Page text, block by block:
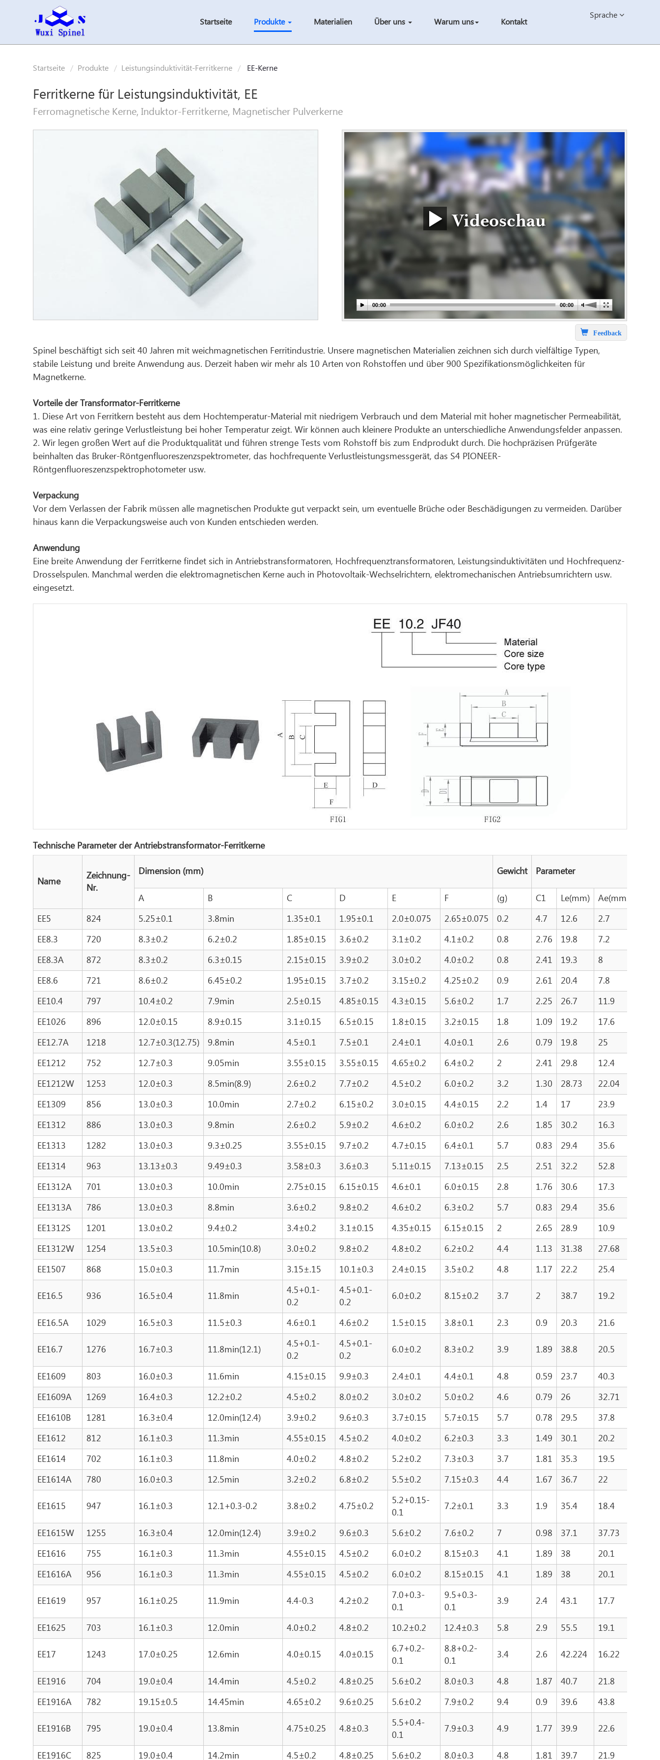
Sprache
Startseite Produkte Materialien Über uns Warum uns Kontakt
Startseite Produkte Leistungsinduktivität-Ferritkerne EE-Kerne
Ferritkerne für Leistungsinduktivität, EE
Ferromagnetische Kerne, Induktor-Ferritkerne, Magnetischer Pulverkerne
Videoschau
Feedback
Spinel beschäftigt sich seit 40 Jahren mit weichmagnetischen Ferritindustrie. Unsere magnetischen Materialien zeichnen sich durch vielfältige Typen,
stabile Leistung und breite Anwendung aus. Derzeit haben wir mehr als 10 Arten von Rohstoffen und über 900 Spezifikationsmöglichkeiten für
Magnetkerne.
Vorteile der Transformator-Ferritkerne
1. Diese Art von Ferritkern besteht aus dem Hochtemperatur-Material mit niedrigem Verbrauch und dem Material mit hoher magnetischer Permeabilität,
was eine relativ geringe Verlustleistung bei hoher Temperatur zeigt. Wir können auch kleinere Produkte an unterschiedliche Anwendungsfelder anpassen.
2. Wir legen großen Wert auf die Produktqualität und führen strenge Tests vom Rohstoff bis zum Endprodukt durch. Die hochpräzisen Prüfgeräte
beinhalten das Bruker-Röntgenfluoreszenzspektrometer, das hochfrequente Verlustleistungsmessgerät, das S4 PIONEER-
Röntgenfluoreszenzspektrophotometer usw.
Verpackung
Vor dem Verlassen der Fabrik müssen alle magnetischen Produkte gut verpackt sein, um eventuelle Brüche oder Beschädigungen zu vermeiden. Darüber
hinaus kann die Verpackungsweise auch von Kunden entschieden werden.
Anwendung
Eine breite Anwendung der Ferritkerne findet sich in Antriebstransformatoren, Hochfrequenztransformatoren, Leistungsinduktivitäten und Hochfrequenz-
Drosselspulen. Manchmal werden die elektromagnetischen Kerne auch in Photovoltaik-Wechselrichtern, elektromechanischen Antriebsumrichtern usw.
eingesetzt.
Technische Parameter der Antriebstransformator-Ferritkerne
Name
Zeichnung-
Nr.
Dimension (mm) Gewicht Parameter
A B C D E F (g) C1 Le(mm) Ae(mm2)
EE5
824 5.25±0.1 3.8min 1.35±0.1 1.95±0.1 2.0±0.075 2.65±0.075 0.2 4.7 12.6 2.7
EE8.3
720 8.3±0.2 6.2±0.2 1.85±0.15 3.6±0.2 3.1±0.2 4.1±0.2 0.8 2.76 19.8 7.2
EE8.3A
872 8.3±0.2 6.3±0.15 2.15±0.15 3.9±0.2 3.0±0.2 4.0±0.2 0.8 2.41 19.3 8
EE8.6
721 8.6±0.2 6.45±0.2 1.95±0.15 3.7±0.2 3.15±0.2 4.25±0.2 0.9 2.61 20.4 7.8
EE10.4
797 10.4±0.2 7.9min 2.5±0.15 4.85±0.15 4.3±0.15 5.6±0.2 1.7 2.25 26.7 11.9
EE1026
896 12.0±0.15 8.9±0.15 3.1±0.15 6.5±0.15 1.8±0.15 3.2±0.15 1.8 1.09 19.2 17.6
EE12.7A
1218 12.7±0.3(12.75) 9.8min 4.5±0.1 7.5±0.1 2.4±0.1 4.0±0.1 2.6 0.79 19.8 25
EE1212
752 12.7±0.3 9.05min 3.55±0.15 3.55±0.15 4.65±0.2 6.4±0.2 2 2.41 29.8 12.4
EE1212W
1253 12.0±0.3 8.5min(8.9) 2.6±0.2 7.7±0.2 4.5±0.2 6.0±0.2 3.2 1.30 28.73 22.04
EE1309
856 13.0±0.3 10.0min 2.7±0.2 6.15±0.2 3.0±0.15 4.4±0.15 2.2 1.4 17 23.9
EE1312
886 13.0±0.3 9.8min 2.6±0.2 5.9±0.2 4.6±0.2 6.0±0.2 2.6 1.85 30.2 16.3
EE1313
1282 13.0±0.3 9.3±0.25 3.55±0.15 9.7±0.2 4.7±0.15 6.4±0.1 5.7 0.83 29.4 35.6
EE1314
963 13.13±0.3 9.49±0.3 3.58±0.3 3.6±0.3 5.11±0.15 7.13±0.15 2.5 2.51 32.2 52.8
EE1312A
701 13.0±0.3 10.0min 2.75±0.15 6.15±0.15 4.6±0.1 6.0±0.15 2.8 1.76 30.6 17.3
EE1313A
786 13.0±0.3 8.8min 3.6±0.2 9.8±0.2 4.6±0.2 6.3±0.2 5.7 0.83 29.4 35.6
EE1312S
1201 13.0±0.2 9.4±0.2 3.4±0.2 3.1±0.15 4.35±0.15 6.15±0.15 2 2.65 28.9 10.9
EE1312W
1254 13.5±0.3 10.5min(10.8) 3.0±0.2 9.8±0.2 4.8±0.2 6.2±0.2 4.4 1.13 31.38 27.68
EE1507
868 15.0±0.3 11.7min 3.15±.15 10.1±0.3 2.4±0.15 3.5±0.2 4.8 1.17 22.2 25.4
EE16.5 936 16.5±0.4 11.8min
4.5+0.1-
0.2
4.5+0.1-
0.2
6.0±0.2 8.15±0.2 3.7 2 38.7 19.2
EE16.5A 1029 16.5±0.3 11.5±0.3 4.6±0.1 4.6±0.2 1.5±0.15 3.8±0.1 2.3 0.9 20.3 21.6
EE16.7 1276 16.7±0.3 11.8min(12.1)
4.5+0.1-
0.2
4.5+0.1-
0.2
6.0±0.2 8.3±0.2 3.9 1.89 38.8 20.5
EE1609 803 16.0±0.3 11.6min 4.15±0.15 9.9±0.3 2.4±0.1 4.4±0.1 4.8 0.59 23.7 40.3
EE1609A
1269 16.4±0.3 12.2±0.2 4.5±0.2 8.0±0.2 3.0±0.2 5.0±0.2 4.6 0.79 26 32.71
EE1610B
1281 16.3±0.4 12.0min(12.4) 3.9±0.2 9.6±0.3 3.7±0.15 5.7±0.15 5.7 0.78 29.5 37.8
EE1612
812 16.1±0.3 11.3min 4.55±0.15 4.5±0.2 4.0±0.2 6.2±0.3 3.3 1.49 30.1 20.2
EE1614
702 16.1±0.3 11.8min 4.0±0.2 4.8±0.2 5.2±0.2 7.3±0.3 3.7 1.81 35.3 19.5
EE1614A
780 16.0±0.3 12.5min 3.2±0.2 6.8±0.2 5.5±0.2 7.15±0.3 4.4 1.67 36.7 22
EE1615 947 16.1±0.3 12.1+0.3-0.2 3.8±0.2 4.75±0.2
5.2+0.15-
0.1
7.2±0.1 3.3 1.9 35.4 18.4
EE1615W 1255 16.3±0.4 12.0min(12.4) 3.9±0.2 9.6±0.3 5.6±0.2 7.6±0.2 7 0.98 37.1 37.73
EE1616
755 16.1±0.3 11.3min 4.55±0.15 4.5±0.2 6.0±0.2 8.15±0.3 4.1 1.89 38 20.1
EE1616A
956 16.1±0.3 11.3min 4.55±0.15 4.5±0.2 6.0±0.2 8.15±0.15 4.1 1.89 38 20.1
EE1619 957 16.1±0.25 11.9min 4.4-0.3 4.2±0.2
7.0+0.3-
0.1
9.5+0.3-
0.1
3.9 2.4 43.1 17.7
EE1625 703 16.1±0.3 12.0min 4.0±0.2 4.8±0.2 10.2±0.2 12.4±0.3 5.8 2.9 55.5 19.1
EE17 1243 17.0±0.25 12.6min 4.0±0.15 4.0±0.15
6.7+0.2-
0.1
8.8+0.2-
0.1
3.4 2.6 42.224 16.22
EE1916 704 19.0±0.4 14.4min 4.5±0.2 4.8±0.25 5.6±0.2 8.0±0.3 4.8 1.87 40.7 21.8
EE1916A
782 19.15±0.5 14.45min 4.65±0.2 9.6±0.25 5.6±0.2 7.9±0.2 9.4 0.9 39.6 43.8
EE1916B 795 19.0±0.4 13.8min 4.75±0.25 4.8±0.3
5.5+0.4-
0.1
7.9±0.3 4.9 1.77 39.9 22.6
EE1916C 825 19.0±0.4 14.2min 4.5±0.2 4.8±0.25 5.6±0.2 8.0±0.3 4.8 1.81 39.7 21.9